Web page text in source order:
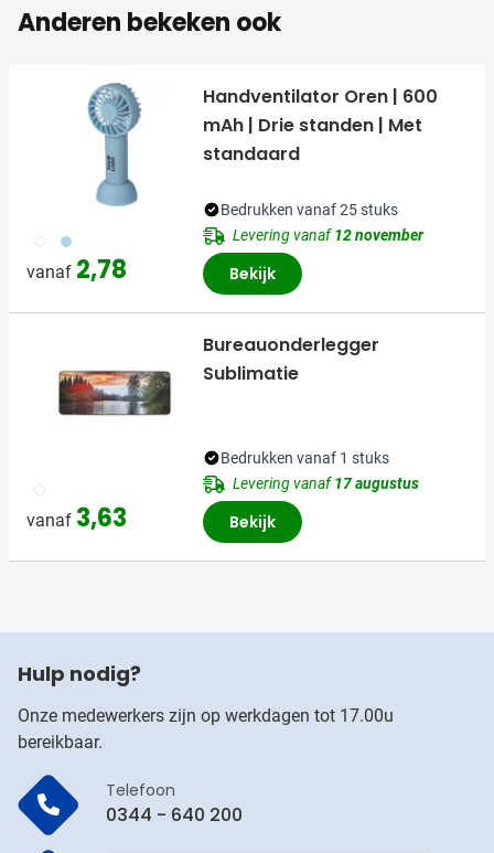
Anderen bekeken ook
002 018
vanaf 2,78
Handventilator Oren | 600
mAh | Drie standen | Met
standaard
Bedrukken vanaf 25 stuks
Levering vanaf12 november
Bekijk
002
vanaf 3,63
Bureauonderlegger
Sublimatie
Bedrukken vanaf 1 stuks
Levering vanaf17 augustus
Bekijk
Hulp nodig?
Onze medewerkers zijn op werkdagen tot 17.00u
bereikbaar.
Telefoon
0344 - 640 200